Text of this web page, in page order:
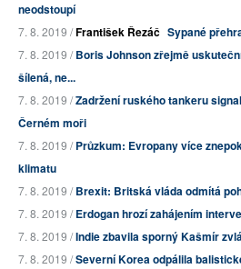
neodstoupí
7. 8. 2019 /František Řezáč Sypané
7. 8. 2019 /Boris Johnson zřejmě
šílená, ne...
7. 8. 2019 /Zadržení ruského tankeru
Černém moři
7. 8. 2019 /Průzkum: Evropany více
klimatu
7. 8. 2019 /Brexit: Britská vláda odmítá
7. 8. 2019 /Erdogan hrozí zahájením
7. 8. 2019 /Indie zbavila sporný Kašmír
7. 8. 2019 /Severní Korea odpálila